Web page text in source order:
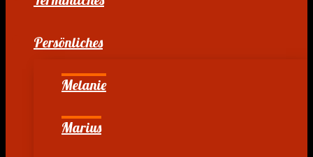
Persönliches
Melanie
Marius